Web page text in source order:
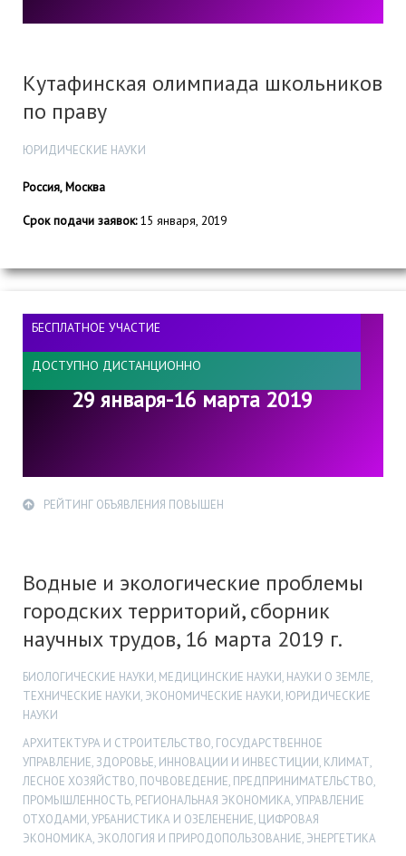
Кутафинская олимпиада школьников
по праву
ЮРИДИЧЕСКИЕ НАУКИ
Россия, Москва
Срок подачи заявок:15 января, 2019
БЕСПЛАТНОЕ УЧАСТИЕ
ДОСТУПНО ДИСТАНЦИОННО
29 января-16 марта 2019
РЕЙТИНГ ОБЪЯВЛЕНИЯ ПОВЫШЕН
Водные и экологические проблемы
городских территорий, сборник
научных трудов, 16 марта 2019 г.
БИОЛОГИЧЕСКИЕ НАУКИ, МЕДИЦИНСКИЕ НАУКИ, НАУКИ О ЗЕМЛЕ,
ТЕХНИЧЕСКИЕ НАУКИ, ЭКОНОМИЧЕСКИЕ НАУКИ, ЮРИДИЧЕСКИЕ
НАУКИ
АРХИТЕКТУРА И СТРОИТЕЛЬСТВО, ГОСУДАРСТВЕННОЕ
УПРАВЛЕНИЕ, ЗДОРОВЬЕ, ИННОВАЦИИ И ИНВЕСТИЦИИ, КЛИМАТ,
ЛЕСНОЕ ХОЗЯЙСТВО, ПОЧВОВЕДЕНИЕ, ПРЕДПРИНИМАТЕЛЬСТВО,
ПРОМЫШЛЕННОСТЬ, РЕГИОНАЛЬНАЯ ЭКОНОМИКА, УПРАВЛЕНИЕ
ОТХОДАМИ, УРБАНИСТИКА И ОЗЕЛЕНЕНИЕ, ЦИФРОВАЯ
ЭКОНОМИКА, ЭКОЛОГИЯ И ПРИРОДОПОЛЬЗОВАНИЕ, ЭНЕРГЕТИКА